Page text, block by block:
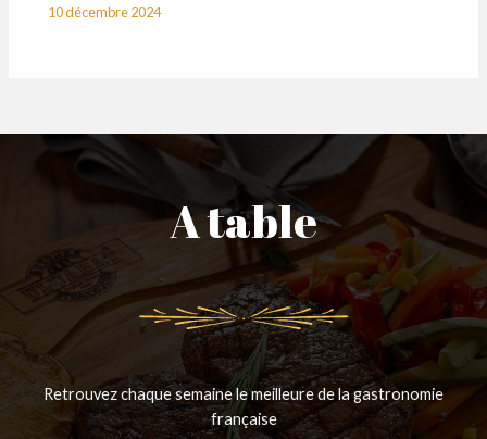
10 décembre 2024
A table
Retrouvez chaque semaine le meilleure de la gastronomie
française